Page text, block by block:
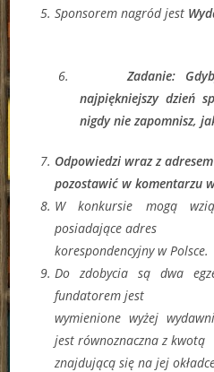
Sponsorem nagród jest
6. Zadanie:
najpiękniejszy dzień
nigdy nie zapomnisz,
Odpowiedzi wraz z
pozostawić w komentarzu
W konkursie mogą
posiadające adres
korespondencyjny w Polsce.
Do zdobycia są dwa
fundatorem jest
wymienione wyżej
jest równoznaczna z kwotą
znajdującą się na jej